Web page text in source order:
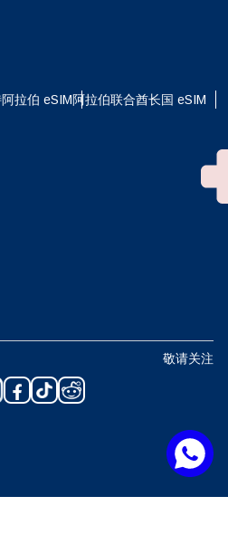
拉伯 eSIM阿拉伯联合酋长国 eSIM
敬请关注